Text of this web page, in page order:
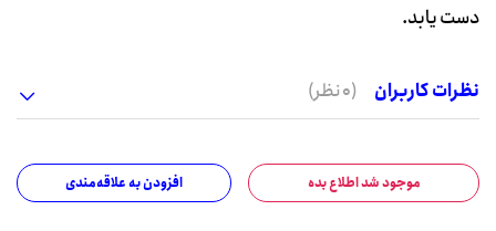
دست یابد.
نظرات کاربران (0 نظر)
موجود شد اطلاع بده افزودن به علاقه‌مندی